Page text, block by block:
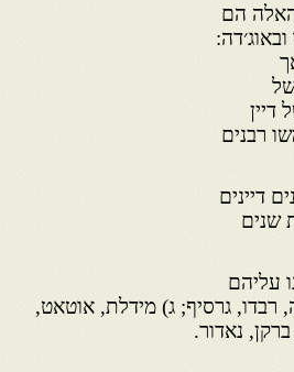
הם
דיין
רבנים
דיינים
שנים
עליהם
רבדו, גרסיף; ג) מידלת, אוטאט,
נאדור.